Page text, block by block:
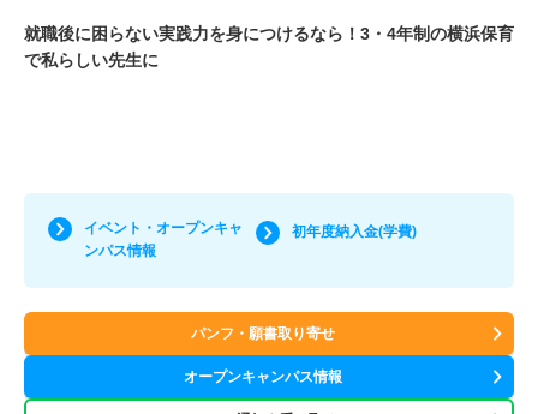
就職後に困らない実践力を身につけるなら！3・4年制の横浜保育
で私らしい先生に
イベント・オープンキャ
ンパス情報
初年度納入金(学費)
パンフ・願書取り寄せ
オープンキャンパス情報